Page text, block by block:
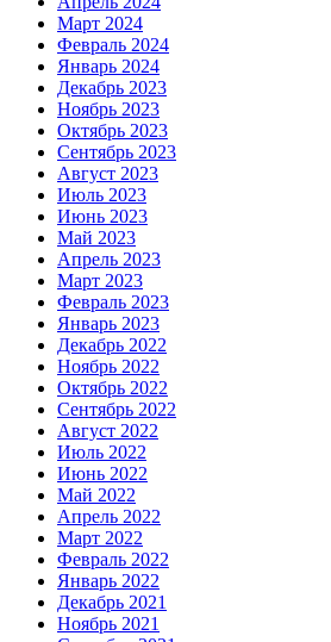
Март 2024
Февраль 2024
Январь 2024
Декабрь 2023
Ноябрь 2023
Октябрь 2023
Сентябрь 2023
Август 2023
Июль 2023
Июнь 2023
Май 2023
Апрель 2023
Март 2023
Февраль 2023
Январь 2023
Декабрь 2022
Ноябрь 2022
Октябрь 2022
Сентябрь 2022
Август 2022
Июль 2022
Июнь 2022
Май 2022
Апрель 2022
Март 2022
Февраль 2022
Январь 2022
Декабрь 2021
Ноябрь 2021